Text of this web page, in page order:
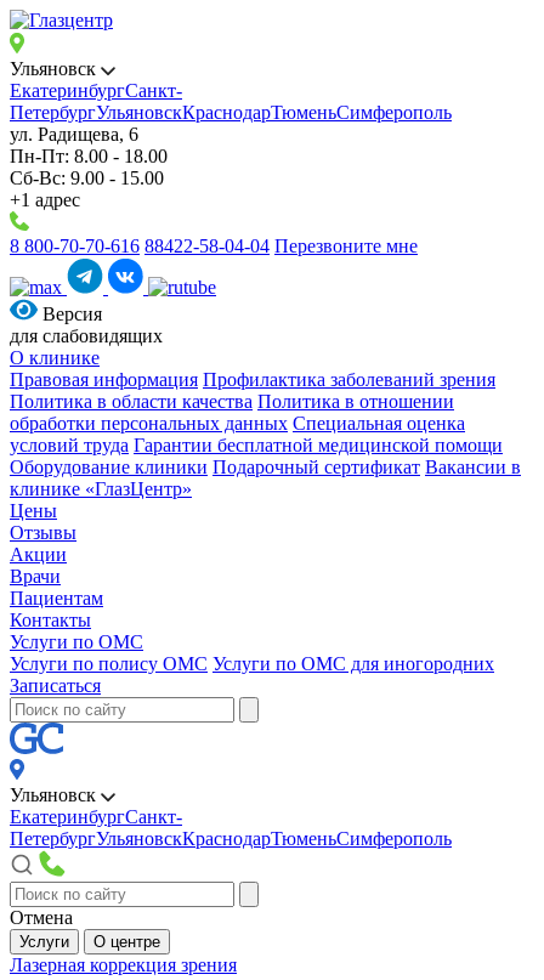
Ульяновск
ЕкатеринбургСанкт-
ПетербургУльяновскКраснодарТюменьСимферополь
ул. Радищева, 6
Пн-Пт: 8.00 - 18.00
Сб-Вс: 9.00 - 15.00
+1 адрес
8 800-70-70-616 88422-58-04-04 Перезвоните мне
Версия
для слабовидящих
О клинике
Правовая информация Профилактика заболеваний зрения
Политика в области качества Политика в отношении
обработки персональных данных Специальная оценка
условий труда Гарантии бесплатной медицинской помощи
Оборудование клиники Подарочный сертификат Вакансии в
клинике «ГлазЦентр»
Цены
Отзывы
Акции
Врачи
Пациентам
Контакты
Услуги по ОМС
Услуги по полису ОМС Услуги по ОМС для иногородних
Записаться
Ульяновск
ЕкатеринбургСанкт-
ПетербургУльяновскКраснодарТюменьСимферополь
Отмена
Услуги О центре
Лазерная коррекция зрения